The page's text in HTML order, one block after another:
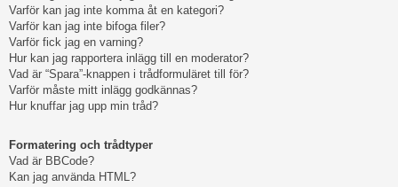
Varför kan jag inte komma åt en kategori?
Varför kan jag inte bifoga filer?
Varför fick jag en varning?
Hur kan jag rapportera inlägg till en moderator?
Vad är “Spara”-knappen i trådformuläret till för?
Varför måste mitt inlägg godkännas?
Hur knuffar jag upp min tråd?
Formatering och trådtyper
Vad är BBCode?
Kan jag använda HTML?